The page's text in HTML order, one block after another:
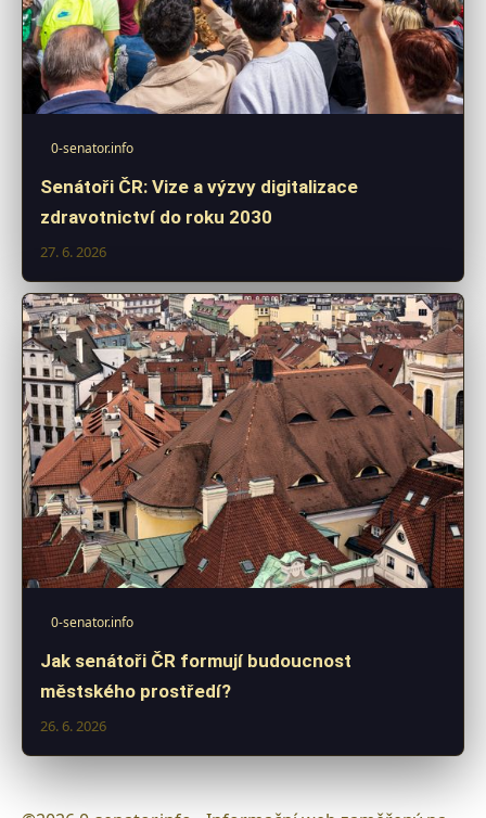
0-senator.info
Senátoři ČR: Vize a výzvy digitalizace
zdravotnictví do roku 2030
27. 6. 2026
0-senator.info
Jak senátoři ČR formují budoucnost
městského prostředí?
26. 6. 2026